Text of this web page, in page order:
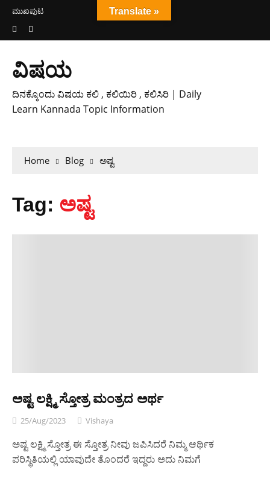
ಮುಖಪುಟ
ವಿಷಯ
ದಿನಕ್ಕೊಂದು ವಿಷಯ ಕಲಿ , ಕಲಿಯಿರಿ , ಕಲಿಸಿರಿ | Daily
Learn Kannada Topic Information
Home Blog ಅಷ್ಟ
Tag: ಅಷ್ಟ
ಅಷ್ಟ ಲಕ್ಷ್ಮಿ ಸ್ತೋತ್ರ ಮಂತ್ರದ ಅರ್ಥ
25/Aug/2023 Vishaya
ಅಷ್ಟ ಲಕ್ಷ್ಮಿ ಸ್ತೋತ್ರ ಈ ಸ್ತೋತ್ರ ನೀವು ಜಪಿಸಿದರೆ ನಿಮ್ಮ ಆರ್ಥಿಕ
ಪರಿಸ್ಥಿತಿಯಲ್ಲಿ ಯಾವುದೇ ತೊಂದರೆ ಇದ್ದರು ಅದು ನಿಮಗೆ
Translate »